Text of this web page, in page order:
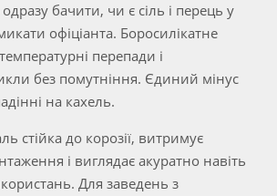
бачити, чи є сіль і перець у
офіціанта. Боросилікатне
перепади і
без помутніння. Єдиний мінус
на кахель.
стійка до корозії, витримує
і виглядає акуратно навіть
Для заведень з